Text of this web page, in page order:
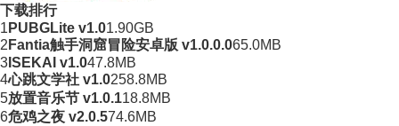
下载排行
1 PUBGLite v1.01.90GB
2 Fantia触手洞窟冒险安卓版 v1.0.0.065.0MB
3 ISEKAI v1.047.8MB
4心跳文学社 v1.0258.8MB
5放置音乐节 v1.0.118.8MB
6危鸡之夜 v2.0.574.6MB